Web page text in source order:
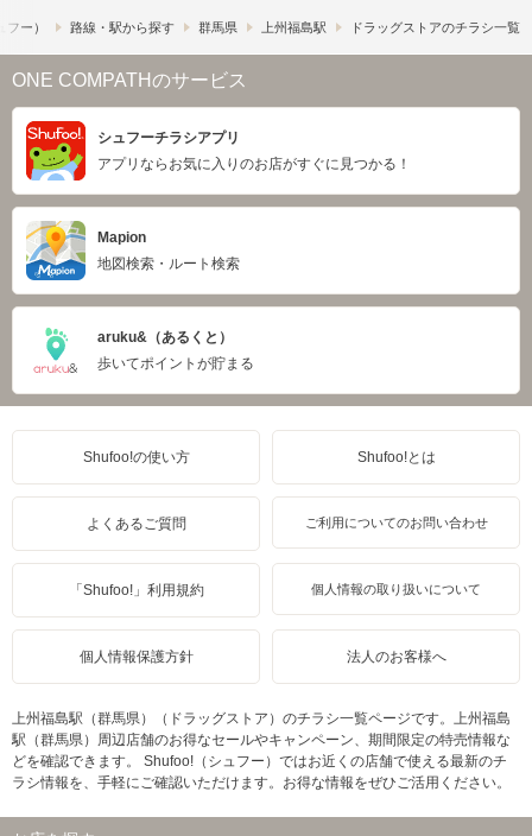
ー） 路線・駅から探す 群馬県 上州福島駅 ドラッグストアのチラシ一覧
ONE COMPATHのサービス
シュフーチラシアプリ
アプリならお気に入りのお店がすぐに見つかる！
Mapion
地図検索・ルート検索
aruku&（あるくと）
歩いてポイントが貯まる
Shufoo!の使い方 Shufoo!とは
よくあるご質問 ご利用についてのお問い合わせ
「Shufoo!」利用規約 個人情報の取り扱いについて
個人情報保護方針 法人のお客様へ
上州福島駅（群馬県）（ドラッグストア）のチラシ一覧ページです。上州福島
駅（群馬県）周辺店舗のお得なセールやキャンペーン、期間限定の特売情報な
どを確認できます。 Shufoo!（シュフー）ではお近くの店舗で使える最新のチ
ラシ情報を、手軽にご確認いただけます。お得な情報をぜひご活用ください。